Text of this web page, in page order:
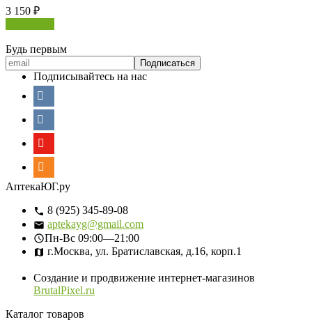
3 150 ₽
Будь первым
Подписывайтесь на нас
АптекаЮГ.ру
8 (925) 345-89-08
aptekayg@gmail.com
Пн-Вс 09:00—21:00
г.Москва, ул. Братиславская, д.16, корп.1
Создание и продвижение интернет-магазинов
BrutalPixel.ru
Каталог товаров